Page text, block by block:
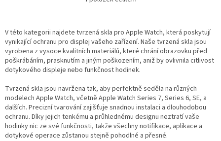
O
á
d
a
c
í
r
v
k
y
v
ý
V této kategorii najdete tvrzená skla pro Apple Watch, která poskytují
vynikající ochranu pro displej vašeho zařízení. Naše tvrzená skla jsou
vyrobena z vysoce kvalitních materiálů, které chrání obrazovku před
poškrábáním, prasknutím a jiným poškozením, aniž by ovlivnila citlivost
dotykového displeje nebo funkčnost hodinek.
Tvrzená skla jsou navržena tak, aby perfektně seděla na různých
modelech Apple Watch, včetně Apple Watch Series 7, Series 6, SE, a
dalších. Precizní tvarování zajišťuje snadnou instalaci a dlouhodobou
ochranu. Díky jejich tenkému a průhlednému designu neztratí vaše
hodinky nic ze své funkčnosti, takže všechny notifikace, aplikace a
dotykové operace zůstanou stejně pohodlné a přesné.